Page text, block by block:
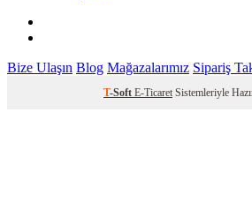
Bize Ulaşın Blog Mağazalarımız Sipariş
T-Soft E-Ticaret Sistemleriyle